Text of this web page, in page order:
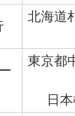
北海道
東京都
日